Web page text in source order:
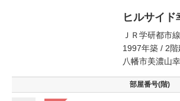
ヒルサイ
ＪＲ学研都市
1997年築 / 2階
八幡市美濃山
部屋番号(階)